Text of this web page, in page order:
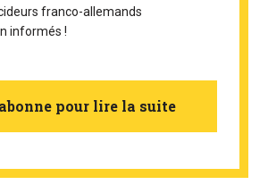
franco-allemands
informés !
pour lire la suite